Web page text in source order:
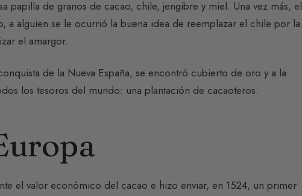
papilla de granos de cacao, chile, jengibre y miel. Una vez más, el
a alguien se le ocurrió la buena idea de reemplazar el chile por la
el amargor.
de la Nueva España, se encontró cubierto de oro y a la
los tesoros del mundo: una plantación de cacaoteros.
el valor económico del cacao e hizo enviar, en 1524, un primer